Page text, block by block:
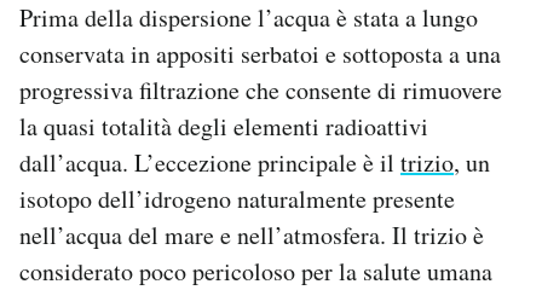
Prima della dispersione l’acqua è stata a lungo
conservata in appositi serbatoi e sottoposta a una
progressiva filtrazione che consente di rimuovere
la quasi totalità degli elementi radioattivi
dall’acqua. L’eccezione principale è il trizio, un
isotopo dell’idrogeno naturalmente presente
nell’acqua del mare e nell’atmosfera. Il trizio è
considerato poco pericoloso per la salute umana